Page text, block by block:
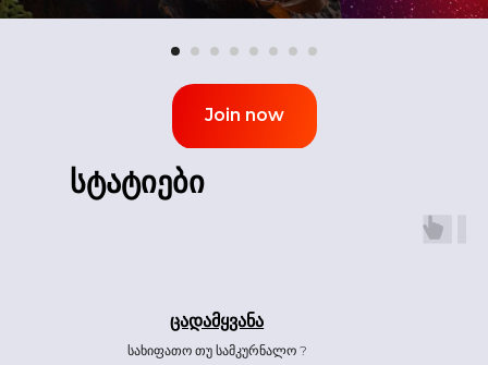
Join now
სტატიები
ცადამყვანა
სახიფათო თუ სამკურნალო ?